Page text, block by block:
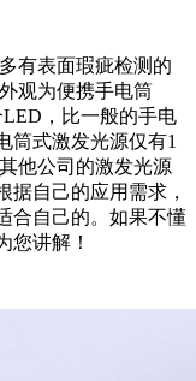
有表面瑕疵检测的
观为便携手电筒
，比一般的手电
筒式激发光源仅有1
他公司的激发光源
据自己的应用需求，
合自己的。如果不懂
您讲解！